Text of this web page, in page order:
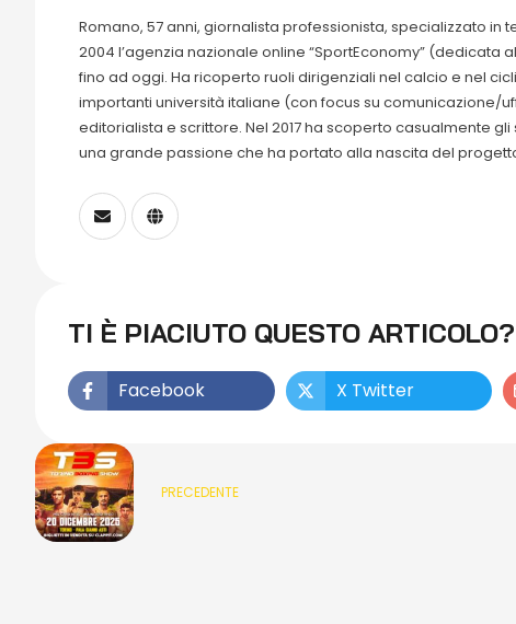
Romano, 57 anni, giornalista professionista, specializzato
2004 l’agenzia nazionale online “SportEconomy”
fino ad oggi. Ha ricoperto ruoli dirigenziali nel calcio e nel
importanti università italiane (con focus su comunicazione/
editorialista e scrittore. Nel 2017 ha scoperto casualmente
una grande passione che ha portato alla nascita del
TI È PIACIUTO QUESTO
Facebook X Twitter
PRECEDENTE